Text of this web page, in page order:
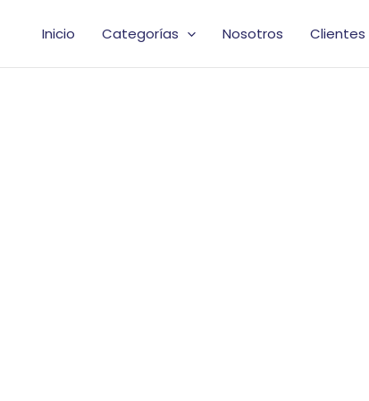
Inicio Categorías Nosotros Clientes